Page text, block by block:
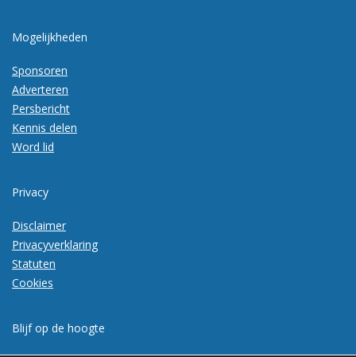
Mogelijkheden
Sponsoren
Adverteren
Persbericht
Kennis delen
Word lid
Privacy
Disclaimer
Privacyverklaring
Statuten
Cookies
Blijf op de hoogte